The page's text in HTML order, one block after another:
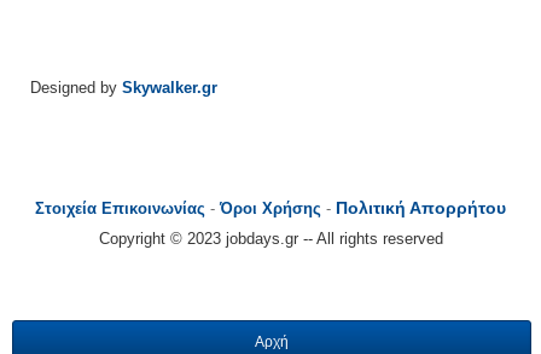
Designed by Skywalker.gr
Στοιχεία Επικοινωνίας -Όροι Χρήσης - Πολιτική Απορρήτου
Copyright © 2023 jobdays.gr -- All rights reserved
Αρχή